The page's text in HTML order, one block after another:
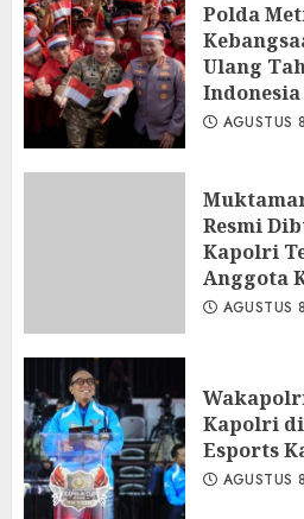
Polda
Ulang
Indonesia
AGUSTUS
Resmi
Kapolri
Anggota
AGUSTUS
Kapolri di
Esports
AGUSTUS